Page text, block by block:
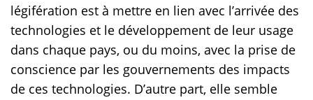
légifération est à mettre en lien avec l’arrivée des
technologies et le développement de leur usage
dans chaque pays, ou du moins, avec la prise de
conscience par les gouvernements des impacts
de ces technologies. D’autre part, elle semble